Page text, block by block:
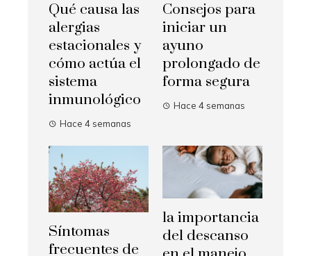
Qué causa las
alergias
estacionales y
cómo actúa el
sistema
inmunológico
Hace 4 semanas
Consejos para
iniciar un
ayuno
prolongado de
forma segura
Hace 4 semanas
Síntomas
frecuentes de
la importancia
del descanso